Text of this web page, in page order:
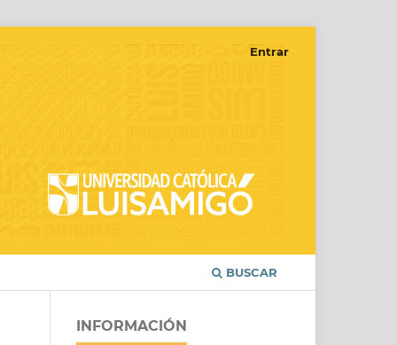
BUSCAR
Entrar
INFORMACIÓN